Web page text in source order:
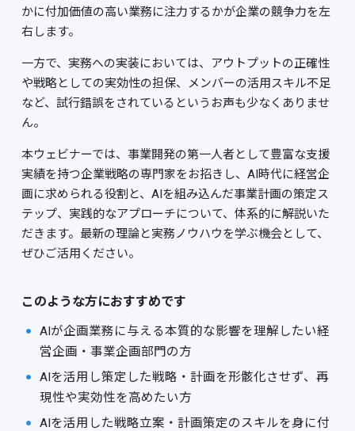
かに付加価値の高い業務に注力するかが企業の競争力を左
右します。
一方で、実務への実装においては、アウトプットの正確性
や戦略としての実効性の担保、メンバーの活用スキル不足
など、試行錯誤をされているというお声も少なくありませ
ん。
本ウェビナーでは、事業開発の第一人者として豊富な支援
実績を持つ企業戦略の専門家をお招きし、AI時代に経営企
画に求められる役割と、AIを組み込んだ事業計画の策定ス
テップ、実践的なアプローチについて、体系的に解説いた
だきます。最新の理論と実務ノウハウを学ぶ機会として、
ぜひご活用ください。
このような方におすすめです
AIが企画業務に与える本質的な影響を理解したい経
営企画・事業企画部門の方
AIを活用し策定した戦略・計画を形骸化させず、再
現性や実効性を高めたい方
AIを活用した戦略立案・計画策定のスキルを身に付